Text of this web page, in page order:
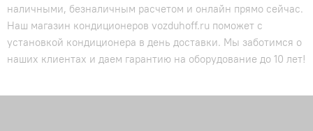
наличными, безналичным расчетом и онлайн прямо сейчас.
Наш магазин кондиционеров vozduhoff.ru поможет с
установкой кондиционера в день доставки. Мы заботимся о
наших клиентах и даем гарантию на оборудование до 10 лет!